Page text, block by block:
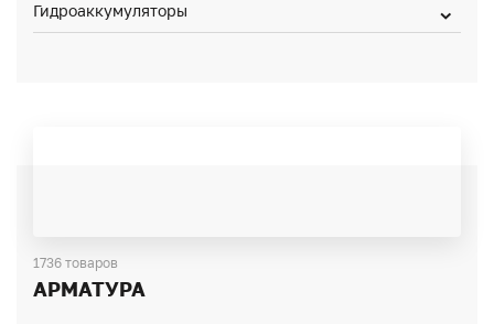
Гидроаккумуляторы
1736 товаров
АРМАТУРА